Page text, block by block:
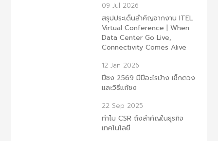
09 Jul 2026
สรุปประเด็นสำคัญจากงาน ITEL
Virtual Conference | When
Data Center Go Live,
Connectivity Comes Alive
12 Jan 2026
ปีชง 2569 มีปีอะไรบ้าง เช็กดวง
และวิธีแก้ชง
22 Sep 2025
ทำไม CSR ถึงสำคัญในธุรกิจ
เทคโนโลยี